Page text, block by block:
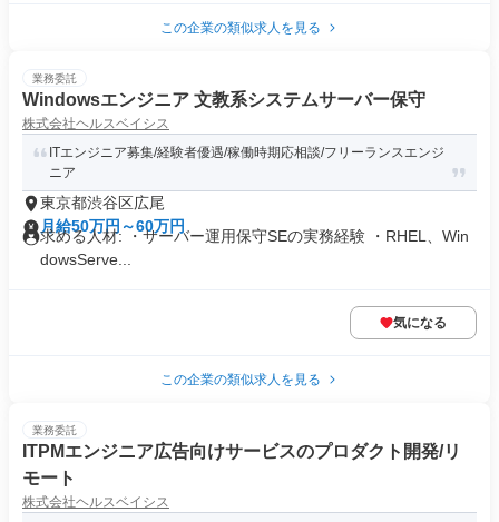
この企業の類似求人を見る
業務委託
Windowsエンジニア 文教系システムサーバー保守
株式会社ヘルスベイシス
ITエンジニア募集/経験者優遇/稼働時期応相談/フリーランスエンジ
ニア
東京都渋谷区広尾
月給50万円～60万円
求める人材: ・サーバー運用保守SEの実務経験 ・RHEL、Win
dowsServe...
気になる
この企業の類似求人を見る
業務委託
ITPMエンジニア広告向けサービスのプロダクト開発/リ
モート
株式会社ヘルスベイシス